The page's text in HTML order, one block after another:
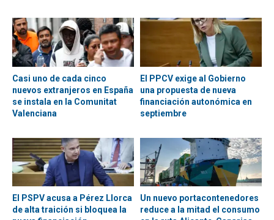
Casi uno de cada cinco
nuevos extranjeros en España
se instala en la Comunitat
Valenciana
El PPCV exige al Gobierno
una propuesta de nueva
financiación autonómica en
septiembre
El PSPV acusa a Pérez Llorca
de alta traición si bloquea la
Un nuevo portacontenedores
reduce a la mitad el consumo